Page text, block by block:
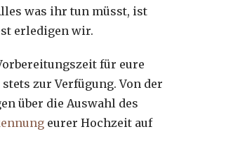
was ihr tun müsst, ist
erledigen wir.
für eure
stets zur Verfügung. Von der
über die Auswahl des
eurer Hochzeit auf